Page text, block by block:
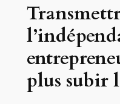
plus subir